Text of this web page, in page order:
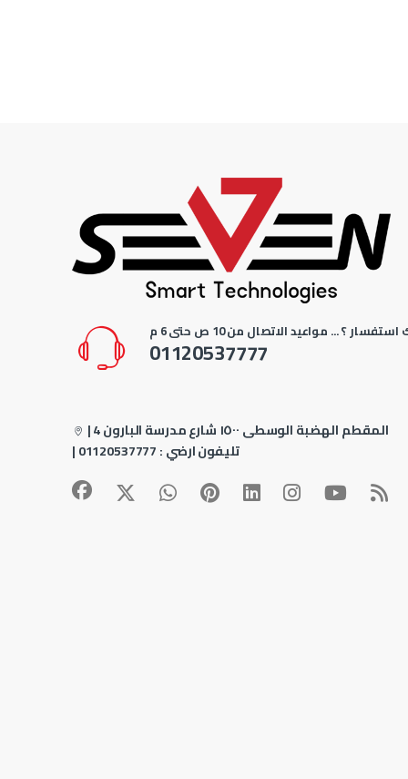
؟ ... مواعيد الاتصال من 10 ص حتى 6 م
01120537777
|
4 المقطم الهضبة الوسطى ١٥٠٠ شارع مدرسة البارون
| تليفون ارضي :01120537777